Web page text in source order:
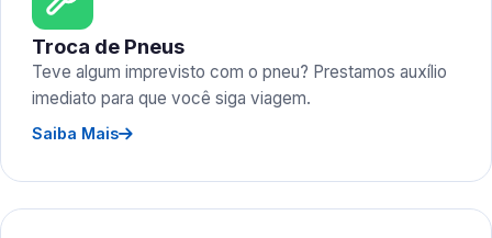
Troca de Pneus
Teve algum imprevisto com o pneu? Prestamos auxílio
imediato para que você siga viagem.
Saiba Mais